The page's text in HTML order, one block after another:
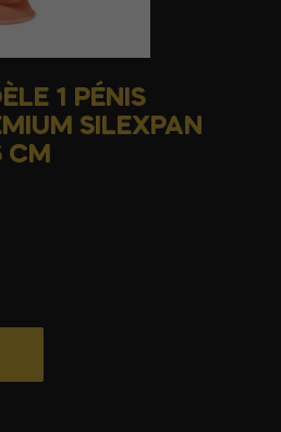
1 PÉNIS
SILEXPAN
CM